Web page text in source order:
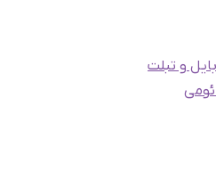
و تبلت